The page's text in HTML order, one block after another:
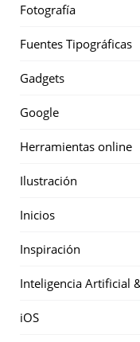
Fotografía
Fuentes Tipográficas
Gadgets
Google
Herramientas online
Ilustración
Inicios
Inspiración
Inteligencia Artificial
iOS